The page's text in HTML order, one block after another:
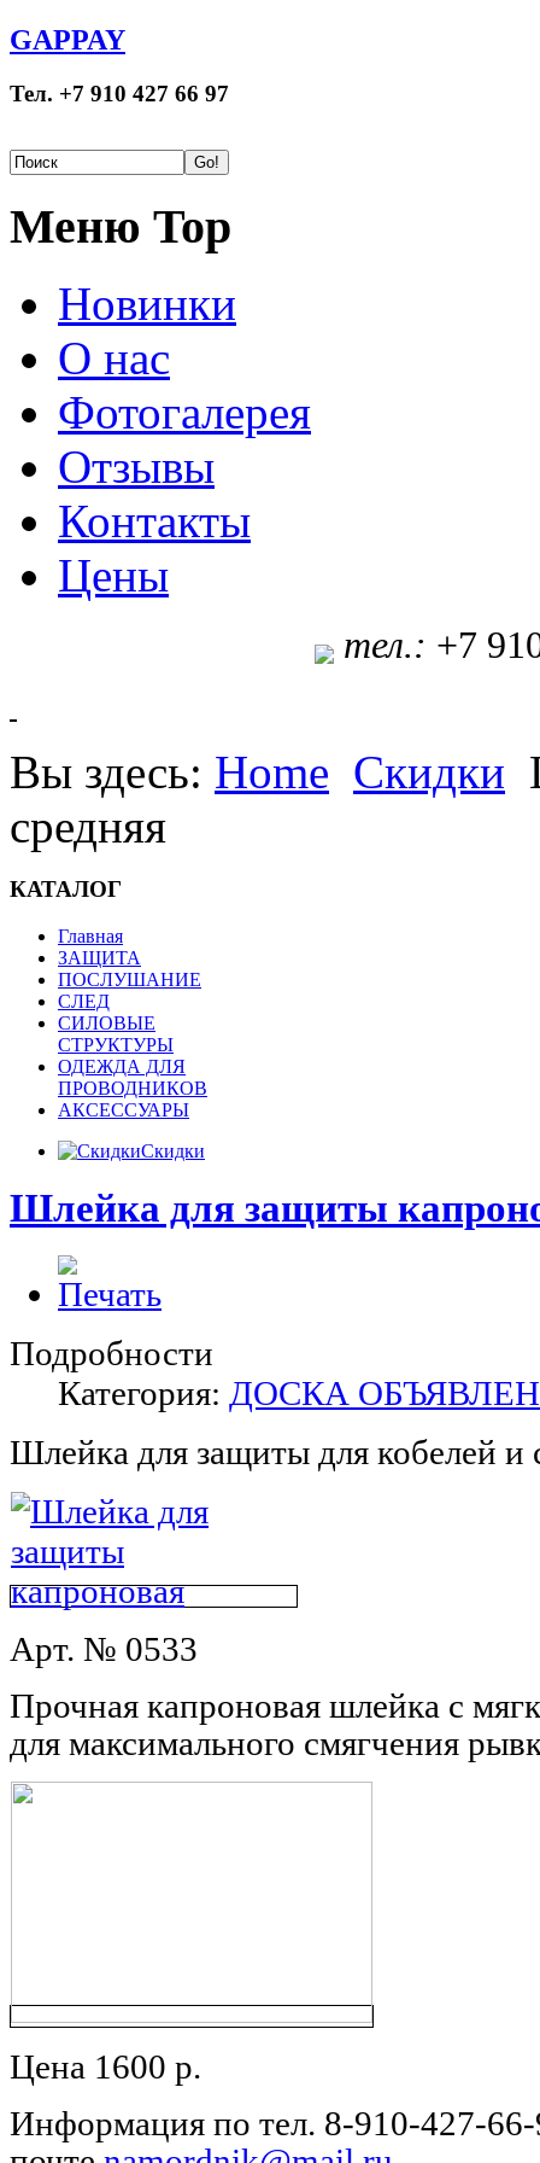
GAPPAY
Тел. +7 910 427 66 97
Меню Top
Новинки
О нас
Фотогалерея
Отзывы
Контакты
Цены
тел.: +7
Вы здесь: Home Скидки
средняя
КАТАЛОГ
Главная
ЗАЩИТА
ПОСЛУШАНИЕ
СЛЕД
СИЛОВЫЕ
СТРУКТУРЫ
ОДЕЖДА ДЛЯ
ПРОВОДНИКОВ
АКСЕССУАРЫ
Скидки
Шлейка для защиты
Подробности
Категория: ДОСКА
Шлейка для защиты для кобелей и
Арт. № 0533
Прочная капроновая шлейка с
для максимального смягчения
Цена 1600 р.
Информация по тел. 8-910-427-66-